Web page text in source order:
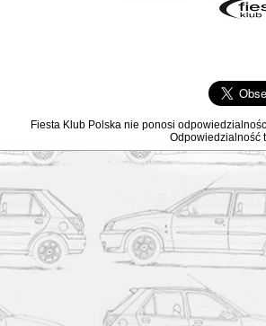
Fiesta Klub Polska nie ponosi
Odpowiedzialność